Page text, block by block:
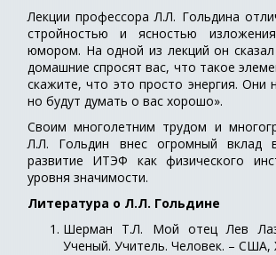
Лекции профессора Л.Л. Гольдина
стройностью и ясностью
юмором. На одной из лекций он сказал
домашние спросят вас, что такое
скажите, что это просто энергия. Они
но будут думать о вас хорошо».
Своим многолетним трудом и
Л.Л. Гольдин внес огромный вклад
развитие ИТЭФ как физического
уровня значимости.
Литература о Л.Л. Гольдине
Шерман Т.Л. Мой отец Лев
Ученый. Учитель. Человек. – США,